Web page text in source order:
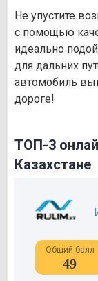
Не упустите
с помощью
идеально
для дальних
автомобиль
дороге!
ТОП-3
Казахстане
Общий балл
49